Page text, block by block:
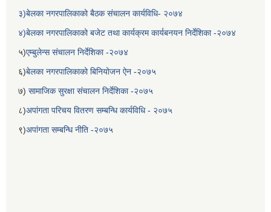
३)बेलका नगरपालिकाको बैठक संचालन कार्यविधि- २०७४
४)बेलका नगरपालिकाको बजेट तथा कार्यक्रम कार्यबनयन निर्देशिका -२०७४
५)एम्बुलेन्स संचालन निर्देशिका -२०७४
६)बेलका नगरपालिकाको बिनियोजन ऐन -२०७५
७) सामाजिक सुरक्षा संचालन निर्देशिका -२०७५
८)अपांगता परिचय वितरण सम्बन्धि कार्यविधि - २०७५
९)अपांगता सम्बन्धि नीति -२०७५